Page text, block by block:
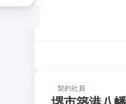
契約社員